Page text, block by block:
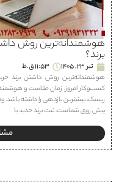
هوشمندانه‌ترین روش
برند؟
تیر 23, 1405
11:53 ق.ظ
هوشمندانه‌ترین روش داشتن برند
کسب‌وکار امروز، زمان طلاست و
ریسک، بیشترین بازدهی را داشته باشد.
پیش روی شماست: ثبت برند جدید یا